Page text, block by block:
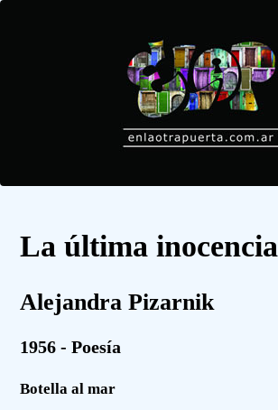
La última inocencia
Alejandra Pizarnik
1956 - Poesía
Botella al mar